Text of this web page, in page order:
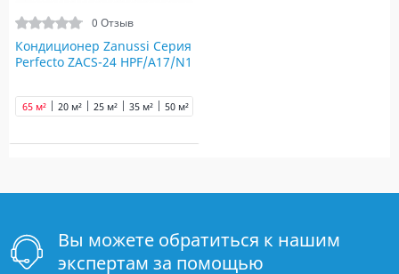
0 Отзыв
Кондиционер Zanussi Серия
Perfecto ZACS-24 HPF/A17/N1
20 м² 25 м² 35 м² 50 м²
65 м²
Вы можете обратиться к нашим
экспертам за помощью